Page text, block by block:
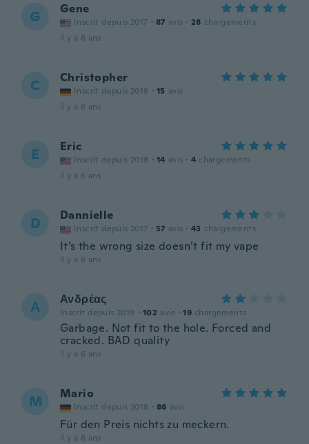
G Gene
Inscrit depuis 2017 · 87 avis · 28 chargements
il y a 6 ans
C Christopher
Inscrit depuis 2018 · 15 avis
il y a 6 ans
E Eric
Inscrit depuis 2018 · 14 avis · 4 chargements
il y a 6 ans
D Dannielle
Inscrit depuis 2017 · 57 avis · 43 chargements
It’s the wrong size doesn’t fit my vape
il y a 6 ans
Α Ανδρέας
Inscrit depuis 2019 · 102 avis · 19 chargements
Garbage. Not fit to the hole. Forced and
cracked. BAD quality
il y a 6 ans
M Mario
Inscrit depuis 2018 · 86 avis
Für den Preis nichts zu meckern.
il y a 6 ans